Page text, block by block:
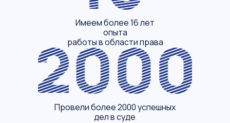
Имеем более 16 лет
опыта
работы в области права
Провели более 2000 успешных
дел в суде